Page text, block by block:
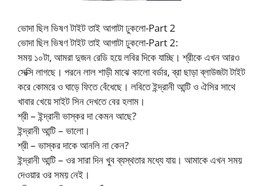
ভোদা ছিল ভিষণ টাইট তাই আগাটা ঢুকলো-Part 2
ভোদা ছিল ভিষণ টাইট তাই আগাটা ঢুকলো-Part 2:
সময় ১০টা, আমরা দুজন রেডি হয়ে লবির দিকে যাচ্ছি। শ্রীকে এখন আরও
সেক্সি লাগছে। পরনে লাল শাড়ী মাঝে কালো বর্ডার, ব্রা ছাড়া ব্লাউজটা টাইট
করে কোমরে ও ঘাড়ে ফিতে বেঁধেছে। লবিতে ইন্দ্রানী আন্টি ও ঐসির সাথে
খাবার খেয়ে সাইট সিন দেখতে বের হলাম।
শ্রী – ইন্দ্রানী ভাস্কর দা কেমন আছে?
ইন্দ্রানী আন্টি – ভালো।
শ্রী – ভাস্কর দাকে আনলি না কেন?
ইন্দ্রানী আন্টি – ওর সারা দিন খুব ব্যস্থতার মধ্যে যায়। আমাকে এখন সময়
দেওয়ার ওর সময় নেই।